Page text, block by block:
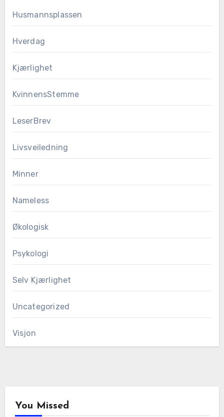
Husmannsplassen
Hverdag
Kjærlighet
KvinnensStemme
LeserBrev
Livsveiledning
Minner
Nameless
Økologisk
Psykologi
Selv Kjærlighet
Uncategorized
Visjon
You Missed